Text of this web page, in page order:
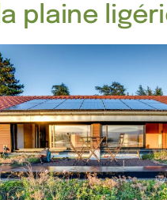
plaine